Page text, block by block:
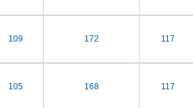
109 172 117
105 168 117